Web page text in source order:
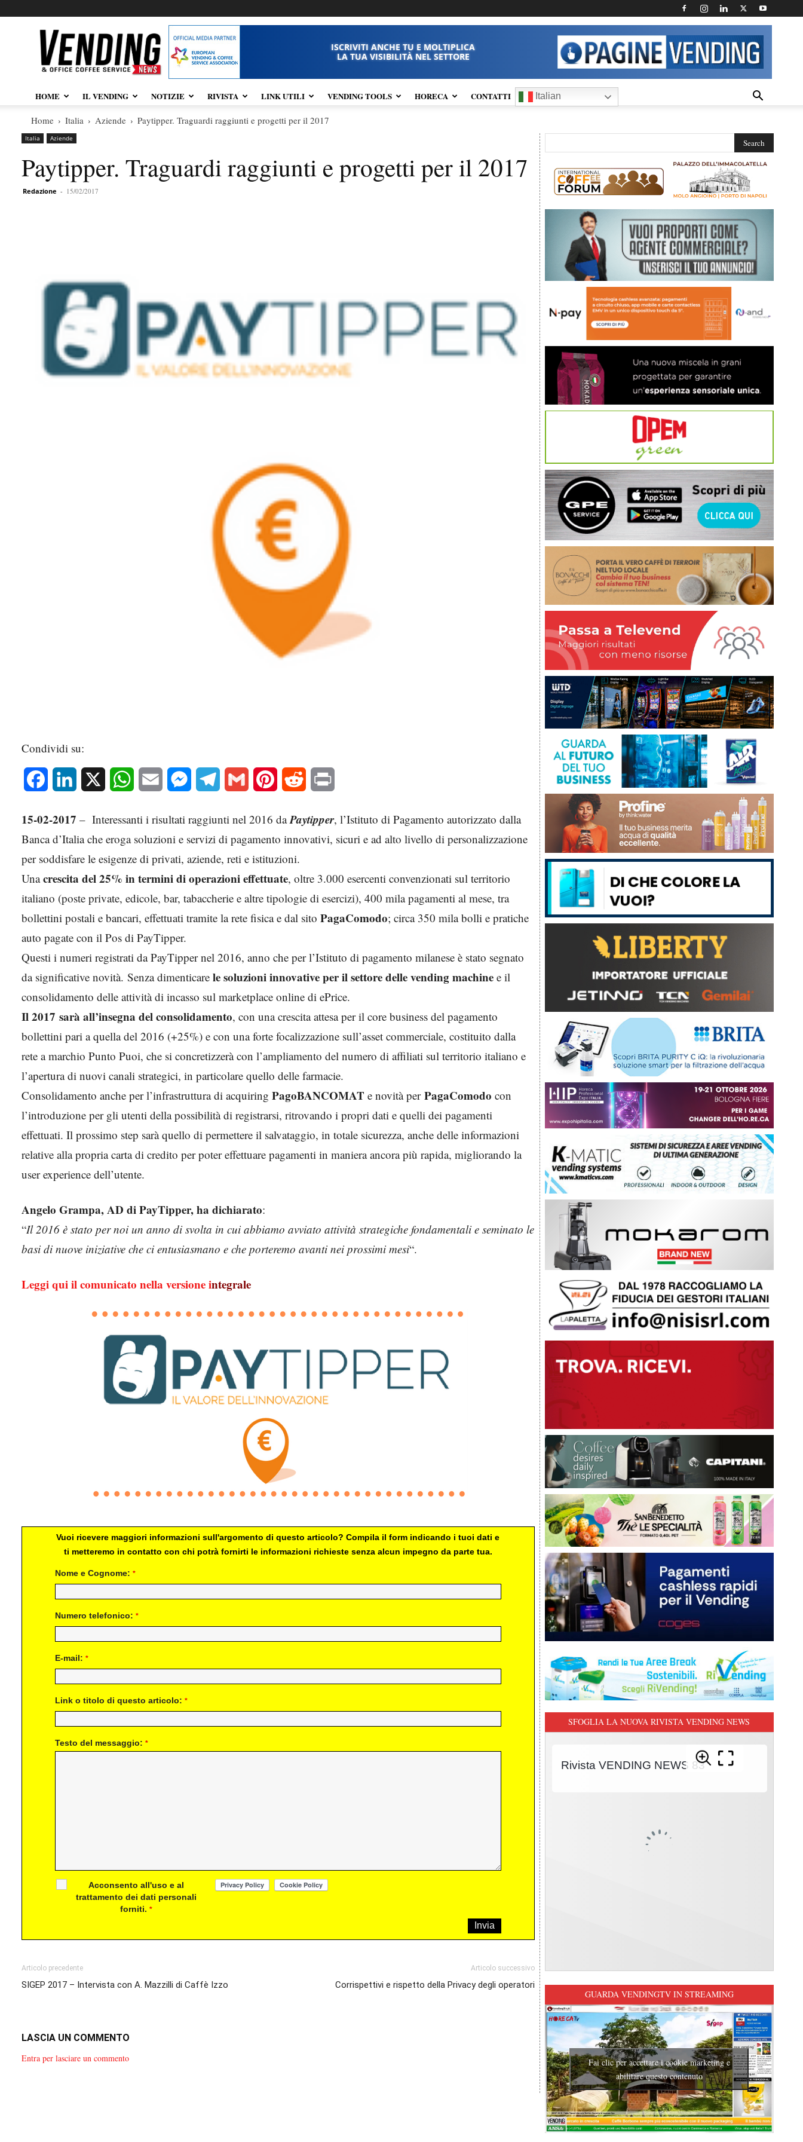
Vendingnews.it
ISCRIVITI ANCHE TU E MOLTIPLICA
LA TUA VISIBILITÀ NEL SETTORE
HOME IL VENDING NOTIZIE RIVISTA LINK UTILI VENDING TOOLS HORECA CONTATTI Italian
Home Italia Aziende Paytipper. Traguardi raggiunti e progetti per il 2017
Italia Aziende
Paytipper. Traguardi raggiunti e progetti per il 2017
Redazione - 15/02/2017
Condividi su:
Facebook LinkedIn WhatsAppEmail MessengerTelegram Gmail Pinterest Reddit
15-02-2017 – Interessanti i risultati raggiunti nel 2016 daPaytipper, l’Istituto di Pagamento autorizzato dalla
Banca d’Italia che eroga soluzioni e servizi di pagamento innovativi, sicuri e ad alto livello di personalizzazione
per soddisfare le esigenze di privati, aziende, reti e istituzioni.
Unacrescita del 25% in termini di operazioni effettuate, oltre 3.000 esercenti convenzionati sul territorio
italiano (poste private, edicole, bar, tabaccherie e altre tipologie di esercizi), 400 mila pagamenti al mese, tra
bollettini postali e bancari, effettuati tramite la rete fisica e dal sito PagaComodo; circa 350 mila bolli e pratiche
auto pagate con il Pos di PayTipper.
Questi i numeri registrati da PayTipper nel 2016, anno che per l’Istituto di pagamento milanese è stato segnato
da significative novità. Senza dimenticare le soluzioni innovative per il settore delle vending machine e il
consolidamento delle attività di incasso sul marketplace online di ePrice.
Il 2017 sarà all’insegna del consolidamento, con una crescita attesa per il core business del pagamento
bollettini pari a quella del 2016 (+25%) e con una forte focalizzazione sull’asset commerciale, costituito dalla
rete a marchio Punto Puoi, che si concretizzerà con l’ampliamento del numero di affiliati sul territorio italiano e
l’apertura di nuovi canali strategici, in particolare quello delle farmacie.
Consolidamento anche per l’infrastruttura di acquiring PagoBANCOMAT e novità per PagaComodo con
l’introduzione per gli utenti della possibilità di registrarsi, ritrovando i propri dati e quelli dei pagamenti
effettuati. Il prossimo step sarà quello di permettere il salvataggio, in totale sicurezza, anche delle informazioni
relative alla propria carta di credito per poter effettuare pagamenti in maniera ancora più rapida, migliorando la
user experience dell’utente.
Angelo Grampa, AD di PayTipper, ha dichiarato:
“Il 2016 è stato per noi un anno di svolta in cui abbiamo avviato attività strategiche fondamentali e seminato le
basi di nuove iniziative che ci entusiasmano e che porteremo avanti nei prossimi mesi“.
Leggi qui il comunicato nella versione integrale
Vuoi ricevere maggiori informazioni sull'argomento di questo articolo? Compila il form indicando i tuoi dati e
ti metteremo in contatto con chi potrà fornirti le informazioni richieste senza alcun impegno da parte tua.
Nome e Cognome: *
Numero telefonico: *
E-mail: *
Link o titolo di questo articolo: *
Testo del messaggio: *
Acconsento all'uso e al
trattamento dei dati personali
forniti.*
Articolo precedente
SIGEP 2017 – Intervista con A. Mazzilli di Caffè Izzo
Articolo successivo
Corrispettivi e rispetto della Privacy degli operatori
LASCIA UN COMMENTO
Entra per lasciare un commento
SFOGLIA LA NUOVA RIVISTA VENDING NEWS
GUARDA VENDINGTV IN STREAMING
Fai clic per accettare i cookie marketing e
abilitare questo contenuto